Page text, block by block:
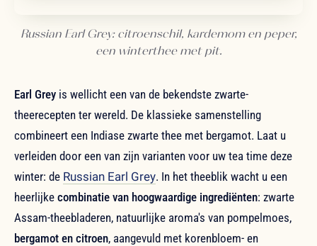
Russian Earl Grey: citroenschil, kardemom en peper,
een winterthee met pit.
Earl Grey is wellicht een van de bekendste zwarte-
theerecepten ter wereld. De klassieke samenstelling
combineert een Indiase zwarte thee met bergamot. Laat u
verleiden door een van zijn varianten voor uw tea time deze
winter: de Russian Earl Grey. In het theeblik wacht u een
heerlijke combinatie van hoogwaardige ingrediënten: zwarte
Assam-theebladeren, natuurlijke aroma's van pompelmoes,
bergamot en citroen, aangevuld met korenbloem- en